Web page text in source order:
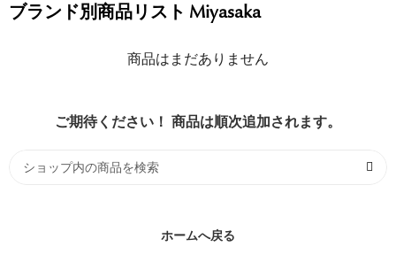
ブランド別商品リスト Miyasaka
商品はまだありません
ご期待ください！ 商品は順次追加されます。
ホームへ戻る